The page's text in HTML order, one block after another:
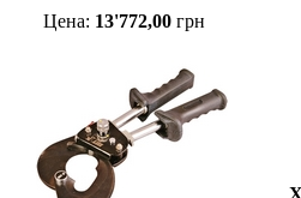
Цена: 13'772,00 грн